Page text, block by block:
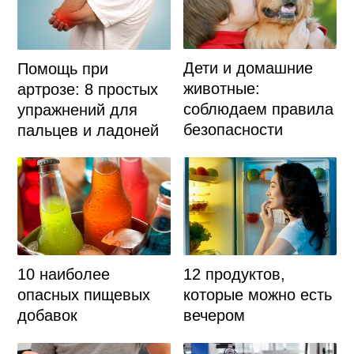
Помощь при
артрозе: 8 простых
упражнений для
пальцев и ладоней
Дети и домашние
животные:
соблюдаем правила
безопасности
10 наиболее
опасных пищевых
добавок
12 продуктов,
которые можно есть
вечером